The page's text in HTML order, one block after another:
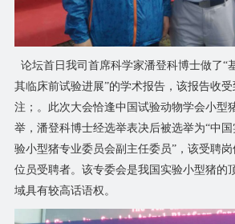
论坛首日我司首席科学家潘登科博士做了“
其临床前试验进展”的学术报告，该报告收
注；。此次大会恰逢中国试验动物学会小型
举，潘登科博士经选举表决后被选举为“中
验小型猪专业委员会副主任委员”，该受聘
位员受聘者。该专委会是我国实验小型猪的
域具有较高话语权。